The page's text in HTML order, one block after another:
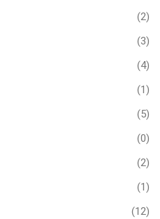
(2)
(3)
(4)
(1)
(5)
(0)
(2)
(1)
(12)